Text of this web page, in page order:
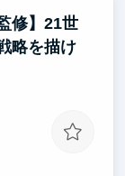
にはそれぞ
す。
ルティン
修】21世
略を描け